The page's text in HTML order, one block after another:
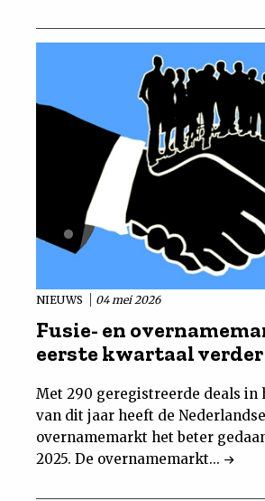
NIEUWS 04 mei 2026
Fusie- en
eerste kwartaal verder
Met 290 geregistreerde deals in
van dit jaar heeft de
overnamemarkt het beter
2025. De overnamemarkt...